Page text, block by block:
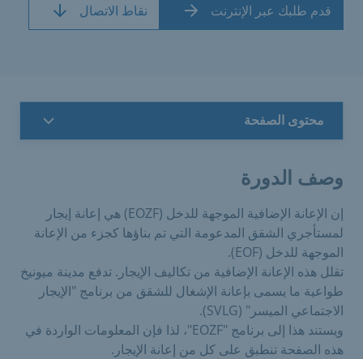
قدم طلبك عبر الإنترنت نقاط الاتصال
محتوى الصفحة
وصف الدورة
إن الإعانة الإضافية الموجهة للدخل (EOZF) هي إعانة إيجار
لمستأجري الشقق المدعومة التي تم بناؤها كجزء من الإعانة
الموجهة للدخل (EOF).
تقلل هذه الإعانة الإضافية من تكاليف الإيجار. تدفع مدينة ميونيخ
طواعية ما يسمى بإعانة الإشغال للشقق من برنامج "الإيجار
الاجتماعي الميسر" (SVLG).
ويستند هذا إلى برنامج "EOZF"، لذا فإن المعلومات الواردة في
هذه الصفحة تنطبق على كل من إعانة الإيجار.